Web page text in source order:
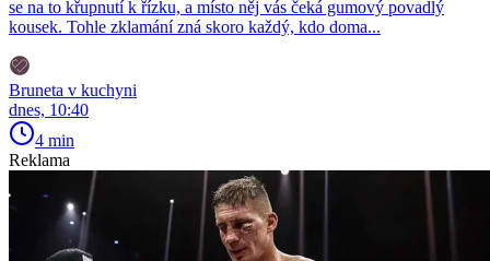
se na to křupnutí k řízku, a místo něj vás čeká gumový povadlý
kousek. Tohle zklamání zná skoro každý, kdo doma...
Bruneta v kuchyni
dnes, 10:40
4 min
Reklama